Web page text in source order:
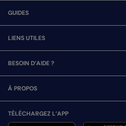
GUIDES
LIENS UTILES
BESOIN D’AIDE ?
À PROPOS
TÉLÉCHARGEZ L’APP